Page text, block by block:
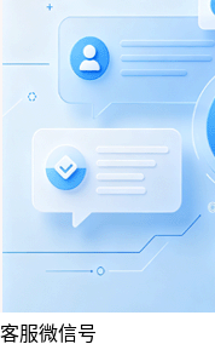
客服微信号